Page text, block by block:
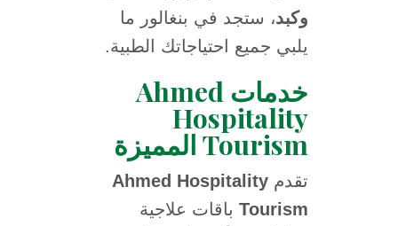
وكبد، ستجد في بنغالور ما
يلبي جميع احتياجاتك الطبية.
خدمات Ahmed
Hospitality
Tourism المميزة
تقدم Ahmed Hospitality
Tourismباقات علاجية